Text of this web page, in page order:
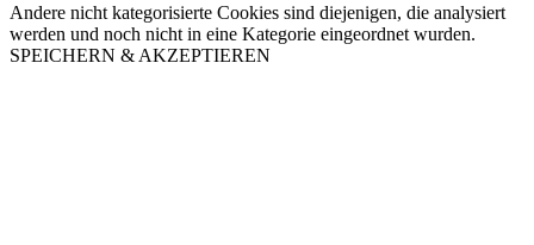
Andere nicht kategorisierte Cookies sind diejenigen, die analysiert
werden und noch nicht in eine Kategorie eingeordnet wurden.
SPEICHERN & AKZEPTIEREN